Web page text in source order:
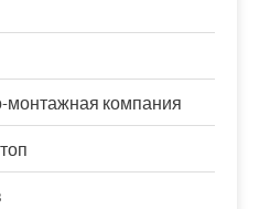
монтажная компания